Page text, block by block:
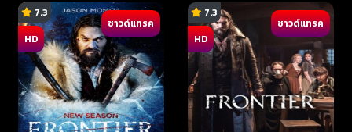
7.3
HD
ซาวด์แทรค
7.3
HD
ซาวด์แทรค